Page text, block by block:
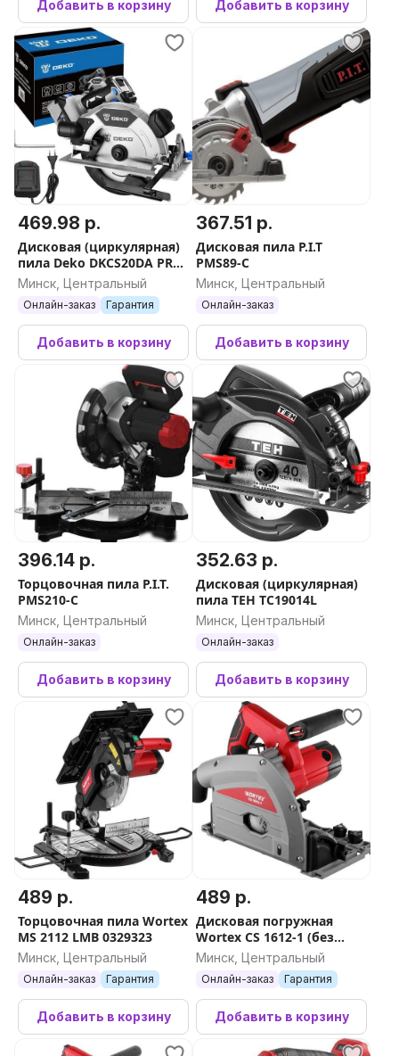
Добавить в корзину Добавить в корзину
469.98 р.
Дисковая (циркулярная)
пила Deko DKCS20DA PRO
085-1156 (с 1-им АКБ)
Минск, Центральный
Онлайн-заказ Гарантия
Добавить в корзину
367.51 р.
Дисковая пила P.I.T
PMS89-C
Минск, Центральный
Онлайн-заказ
Добавить в корзину
396.14 р.
Торцовочная пила P.I.T.
PMS210-C
Минск, Центральный
Онлайн-заказ
Добавить в корзину
352.63 р.
Дисковая (циркулярная)
пила TEH TC19014L
Минск, Центральный
Онлайн-заказ
Добавить в корзину
489 р.
Торцовочная пила Wortex
MS 2112 LMB 0329323
Минск, Центральный
Онлайн-заказ Гарантия
Добавить в корзину
489 р.
Дисковая погружная
Wortex CS 1612-1 (без
шины)
Минск, Центральный
Онлайн-заказ Гарантия
Добавить в корзину